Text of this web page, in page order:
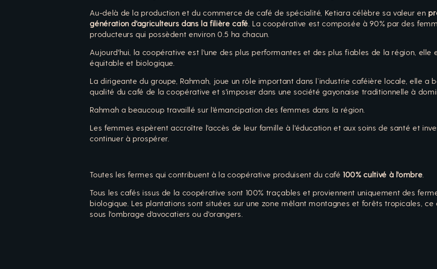
Au-delà de la production et du commerce de café de spécialité, Ketiara célèbre sa valeur en
génération d'agriculteurs dans la filière café . La coopérative est composée à 90% par des
producteurs qui possèdent environ 0.5 ha chacun.
Aujourd'hui, la coopérative est l'une des plus performantes et des plus fiables de la région,
équitable et biologique.
La dirigeante du groupe, Rahmah, joue un rôle important dans l’industrie caféière locale, elle
qualité du café de la coopérative et s'imposer dans une société gayonaise traditionnelle à
Rahmah a beaucoup travaillé sur l'émancipation des femmes dans la région.
Les femmes espèrent accroître l'accès de leur famille à l'éducation et aux soins de santé et
continuer à prospérer.
Toutes les fermes qui contribuent à la coopérative produisent du café100% cultivé à l'ombre
Tous les cafés issus de la coopérative sont 100% traçables et proviennent uniquement des
biologique. Les plantations sont situées sur une zone mêlant montagnes et forêts tropicales,
sous l'ombrage d'avocatiers ou d'orangers.